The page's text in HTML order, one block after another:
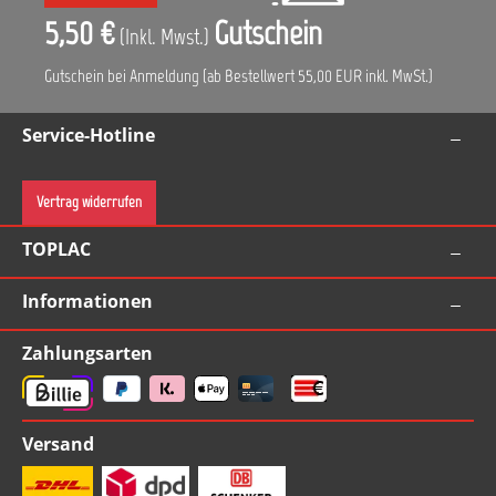
5,50 € (Inkl. Mwst.) Gutschein
Gutschein bei Anmeldung (ab Bestellwert 55,00 EUR inkl. MwSt.)
Service-Hotline
Vertrag widerrufen
TOPLAC
Informationen
Zahlungsarten
Versand